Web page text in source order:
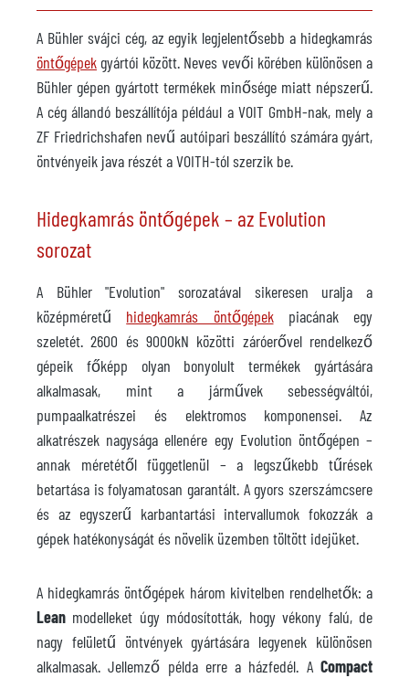
A Bühler svájci cég, az egyik legjelentősebb a hidegkamrás
öntőgépek gyártói között. Neves vevői körében különösen a
Bühler gépen gyártott termékek minősége miatt népszerű.
A cég állandó beszállítója például a VOIT GmbH-nak, mely a
ZF Friedrichshafen nevű autóipari beszállító számára gyárt,
öntvényeik java részét a VOITH-tól szerzik be.
Hidegkamrás öntőgépek – az Evolution
sorozat
A Bühler "Evolution" sorozatával sikeresen uralja a
középméretű hidegkamrás öntőgépekpiacának egy
szeletét. 2600 és 9000kN közötti záróerővel rendelkező
gépeik főképp olyan bonyolult termékek gyártására
alkalmasak, mint a járművek sebességváltói,
pumpaalkatrészei és elektromos komponensei. Az
alkatrészek nagysága ellenére egy Evolution öntőgépen –
annak méretétől függetlenül – a legszűkebb tűrések
betartása is folyamatosan garantált. A gyors szerszámcsere
és az egyszerű karbantartási intervallumok fokozzák a
gépek hatékonyságát és növelik üzemben töltött idejüket.
A hidegkamrás öntőgépek három kivitelben rendelhetők: a
Lean modelleket úgy módosították, hogy vékony falú, de
nagy felületű öntvények gyártására legyenek különösen
alkalmasak. Jellemző példa erre a házfedél. A Compact